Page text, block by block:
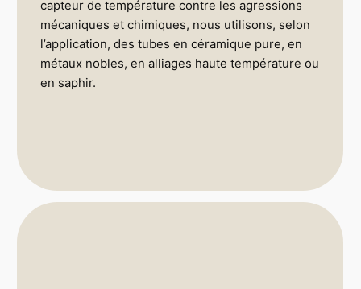
capteur de température contre les agressions
mécaniques et chimiques, nous utilisons, selon
l’application, des tubes en céramique pure, en
métaux nobles, en alliages haute température ou
en saphir.